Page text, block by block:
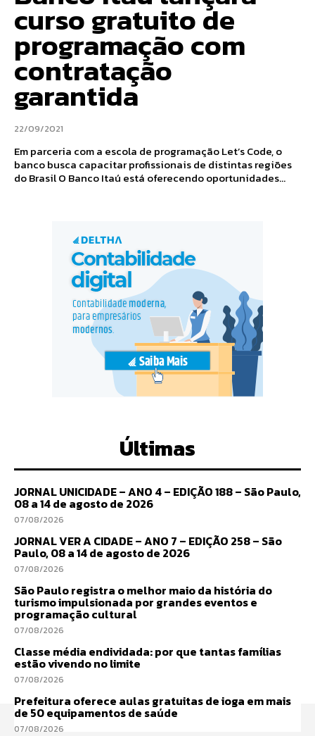
curso gratuito de
programação com
contratação
garantida
22/09/2021
Em parceria com a escola de programação Let’s Code, o
banco busca capacitar profissionais de distintas regiões
do Brasil O Banco Itaú está oferecendo oportunidades...
Últimas
JORNAL UNICIDADE – ANO 4 – EDIÇÃO 188 – São Paulo,
08 a 14 de agosto de 2026
07/08/2026
JORNAL VER A CIDADE – ANO 7 – EDIÇÃO 258 – São
Paulo, 08 a 14 de agosto de 2026
07/08/2026
São Paulo registra o melhor maio da história do
turismo impulsionada por grandes eventos e
programação cultural
07/08/2026
Classe média endividada: por que tantas famílias
estão vivendo no limite
07/08/2026
Prefeitura oferece aulas gratuitas de ioga em mais
de 50 equipamentos de saúde
07/08/2026